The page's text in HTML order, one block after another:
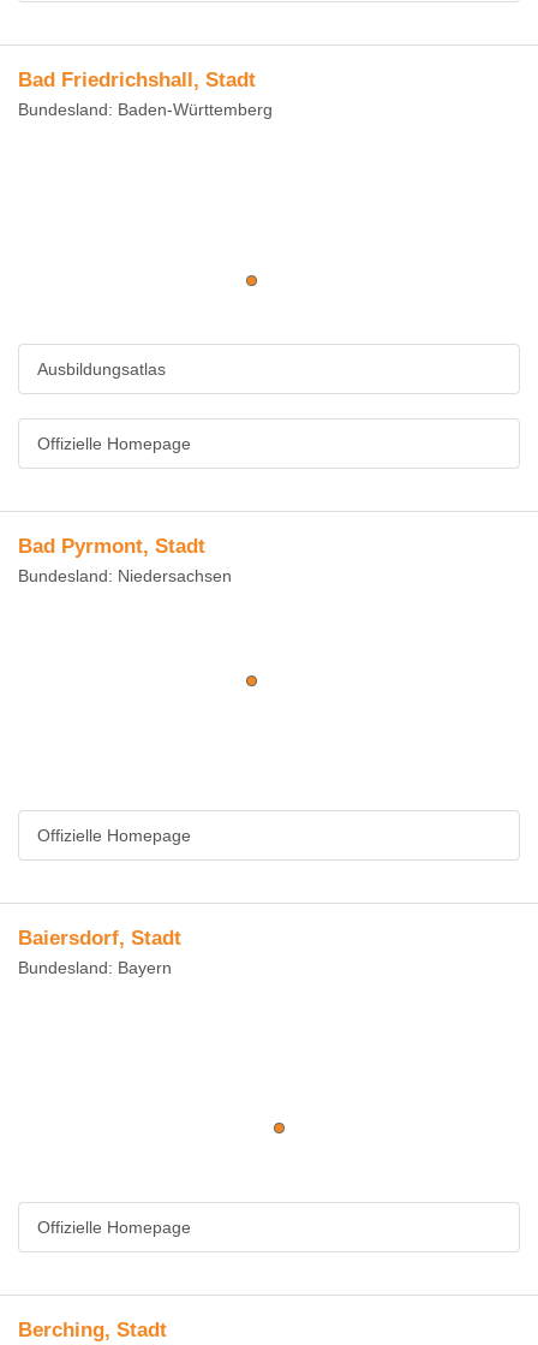
Bad Friedrichshall, Stadt
Bundesland: Baden-Württemberg
Ausbildungsatlas
Offizielle Homepage
Bad Pyrmont, Stadt
Bundesland: Niedersachsen
Offizielle Homepage
Baiersdorf, Stadt
Bundesland: Bayern
Offizielle Homepage
Berching, Stadt